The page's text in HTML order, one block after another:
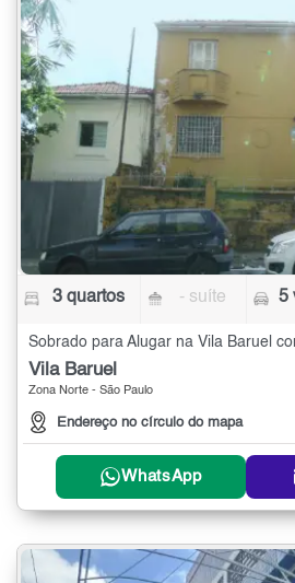
3 quartos - suíte 5
Sobrado para Alugar na Vila Baruel
Vila Baruel
Zona Norte - São Paulo
Endereço no círculo do mapa
WhatsApp